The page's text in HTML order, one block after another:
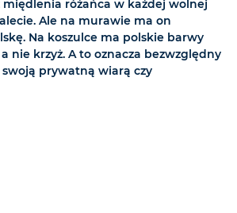
różańca w każdej wolnej
Ale na murawie ma on
Na koszulce ma polskie barwy
nie krzyż. A to oznacza bezwzględny
prywatną wiarą czy